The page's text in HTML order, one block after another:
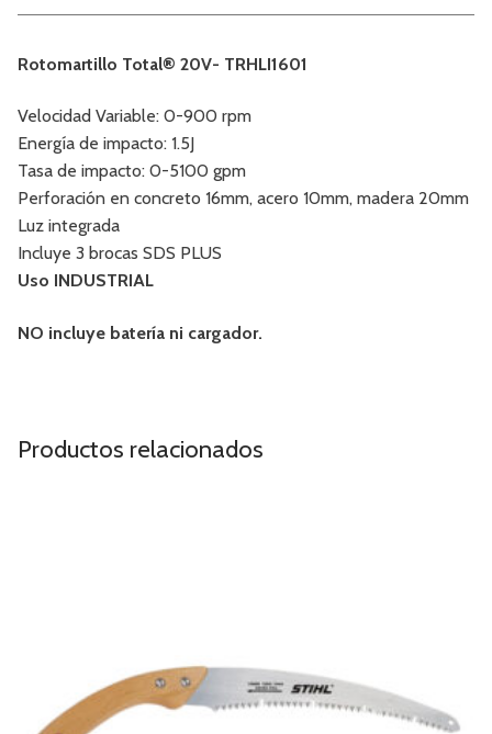
Rotomartillo Total® 20V- TRHLI1601
Velocidad Variable: 0-900 rpm
Energía de impacto: 1.5J
Tasa de impacto: 0-5100 gpm
Perforación en concreto 16mm, acero 10mm, madera 20mm
Luz integrada
Incluye 3 brocas SDS PLUS
Uso INDUSTRIAL
NO incluye batería ni cargador.
Productos relacionados